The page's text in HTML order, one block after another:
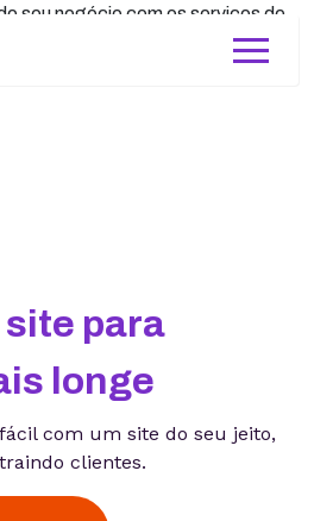
site para
longe
com um site do seu jeito,
clientes.